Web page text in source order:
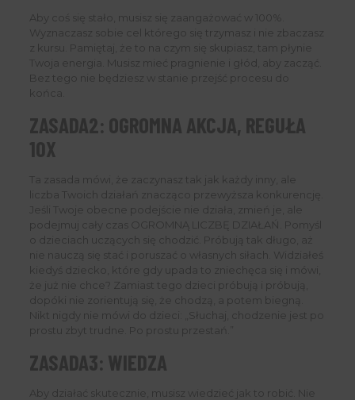
Aby coś się stało, musisz się zaangażować w 100%.
Wyznaczasz sobie cel którego się trzymasz i nie zbaczasz
z kursu. Pamiętaj, że to na czym się skupiasz, tam płynie
Twoja energia. Musisz mieć pragnienie i głód, aby zacząć.
Bez tego nie będziesz w stanie przejść procesu do
końca.
ZASADA2: OGROMNA AKCJA, REGUŁA
10X
Ta zasada mówi, że zaczynasz tak jak każdy inny, ale
liczba Twoich działań znacząco przewyższa konkurencję.
Jeśli Twoje obecne podejście nie działa, zmień je, ale
podejmuj cały czas OGROMNĄ LICZBĘ DZIAŁAŃ. Pomyśl
o dzieciach uczących się chodzić. Próbują tak długo, aż
nie nauczą się stać i poruszać o własnych siłach. Widziałeś
kiedyś dziecko, które gdy upada to zniechęca się i mówi,
że już nie chce? Zamiast tego dzieci próbują i próbują,
dopóki nie zorientują się, że chodzą, a potem biegną.
Nikt nigdy nie mówi do dzieci: „Słuchaj, chodzenie jest po
prostu zbyt trudne. Po prostu przestań.”
ZASADA3: WIEDZA
Aby działać skutecznie, musisz wiedzieć jak to robić. Nie